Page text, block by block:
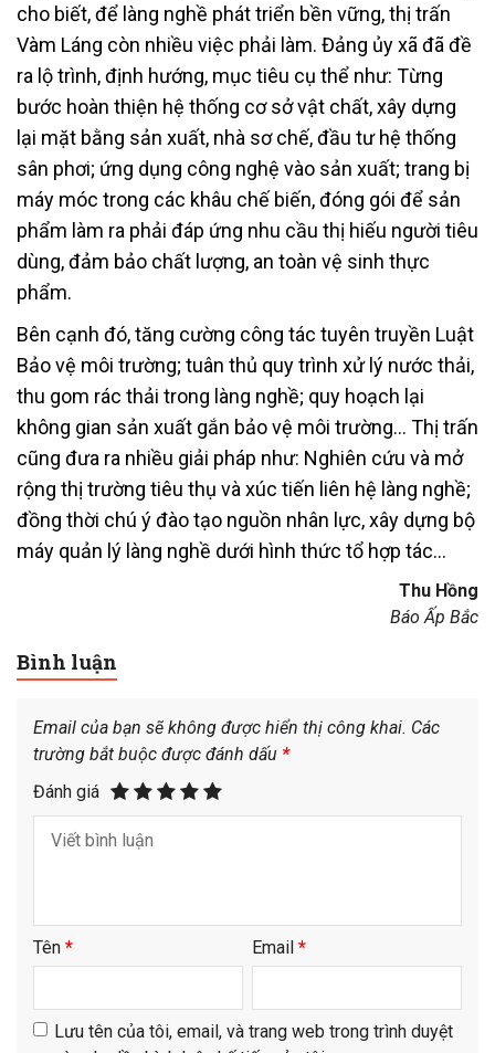
cho biết, để làng nghề phát triển bền vững, thị trấn
Vàm Láng còn nhiều việc phải làm. Đảng ủy xã đã đề
ra lộ trình, định hướng, mục tiêu cụ thể như: Từng
bước hoàn thiện hệ thống cơ sở vật chất, xây dựng
lại mặt bằng sản xuất, nhà sơ chế, đầu tư hệ thống
sân phơi; ứng dụng công nghệ vào sản xuất; trang bị
máy móc trong các khâu chế biến, đóng gói để sản
phẩm làm ra phải đáp ứng nhu cầu thị hiếu người tiêu
dùng, đảm bảo chất lượng, an toàn vệ sinh thực
phẩm.
Bên cạnh đó, tăng cường công tác tuyên truyền Luật
Bảo vệ môi trường; tuân thủ quy trình xử lý nước thải,
thu gom rác thải trong làng nghề; quy hoạch lại
không gian sản xuất gắn bảo vệ môi trường… Thị trấn
cũng đưa ra nhiều giải pháp như: Nghiên cứu và mở
rộng thị trường tiêu thụ và xúc tiến liên hệ làng nghề;
đồng thời chú ý đào tạo nguồn nhân lực, xây dựng bộ
máy quản lý làng nghề dưới hình thức tổ hợp tác…
Thu Hồng
Báo Ấp Bắc
Bình luận
Email của bạn sẽ không được hiển thị công khai. Các
trường bắt buộc được đánh dấu *
Đánh giá
Tên * Email *
Lưu tên của tôi, email, và trang web trong trình duyệt